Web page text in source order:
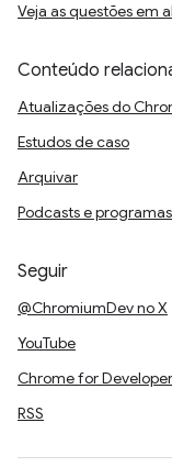
Veja as questões em
Conteúdo
Atualizações do
Estudos de caso
Arquivar
Podcasts e programas
Seguir
@ChromiumDev no X
YouTube
Chrome for
RSS